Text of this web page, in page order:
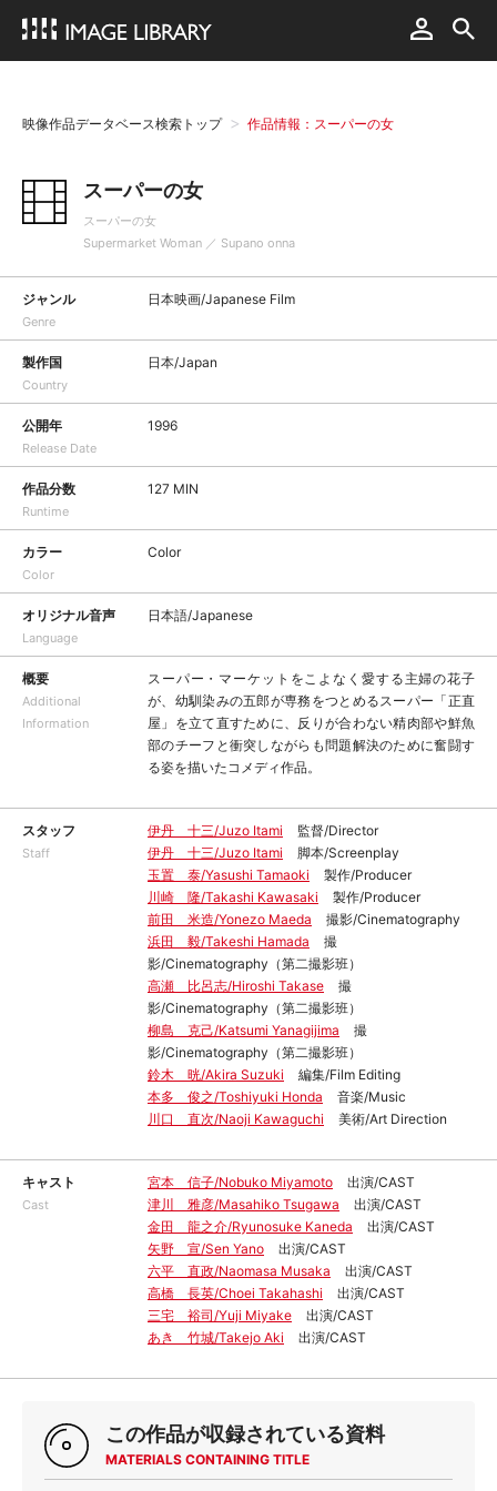
映像作品データベース検索トップ 作品情報：スーパーの女
スーパーの女
スーパーの女
Supermarket Woman ／ Supano onna
ジャンル
Genre
日本映画/Japanese Film
製作国
Country
日本/Japan
公開年
Release Date
1996
作品分数
Runtime
127 MIN
カラー
Color
Color
オリジナル音声
Language
日本語/Japanese
概要
Additional
Information
スーパー・マーケットをこよなく愛する主婦の花子
が、幼馴染みの五郎が専務をつとめるスーパー「正直
屋」を立て直すために、反りが合わない精肉部や鮮魚
部のチーフと衝突しながらも問題解決のために奮闘す
る姿を描いたコメディ作品。
スタッフ
Staff
伊丹 十三/Juzo Itami
監督/Director
伊丹 十三/Juzo Itami
脚本/Screenplay
玉置 泰/Yasushi Tamaoki
製作/Producer
川崎 隆/Takashi Kawasaki
製作/Producer
前田 米造/Yonezo Maeda
撮影/Cinematography
浜田 毅/Takeshi Hamada
撮
影/Cinematography（第二撮影班）
高瀬 比呂志/Hiroshi Takase
撮
影/Cinematography（第二撮影班）
柳島 克己/Katsumi Yanagijima
撮
影/Cinematography（第二撮影班）
鈴木 晄/Akira Suzuki
編集/Film Editing
本多 俊之/Toshiyuki Honda
音楽/Music
川口 直次/Naoji Kawaguchi
美術/Art Direction
キャスト
Cast
宮本 信子/Nobuko Miyamoto
出演/CAST
津川 雅彦/Masahiko Tsugawa
出演/CAST
金田 龍之介/Ryunosuke Kaneda
出演/CAST
矢野 宣/Sen Yano
出演/CAST
六平 直政/Naomasa Musaka
出演/CAST
高橋 長英/Choei Takahashi
出演/CAST
三宅 裕司/Yuji Miyake
出演/CAST
あき 竹城/Takejo Aki
出演/CAST
この作品が収録されている資料
MATERIALS CONTAINING TITLE